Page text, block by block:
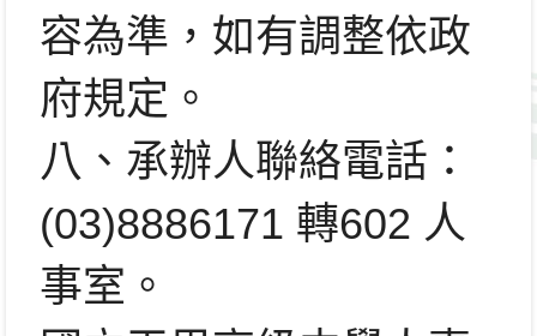
容為準，如有調整依政
府規定。
八、承辦人聯絡電話：
(03)8886171 轉602 人
事室。